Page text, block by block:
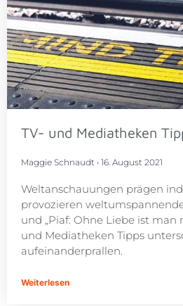
TV- und Mediatheken
Maggie Schnaudt 16. August 2021
Weltanschauungen prägen
provozieren
und „Piaf: Ohne Liebe ist man
und Mediatheken Tipps
aufeinanderprallen.
Weiterlesen